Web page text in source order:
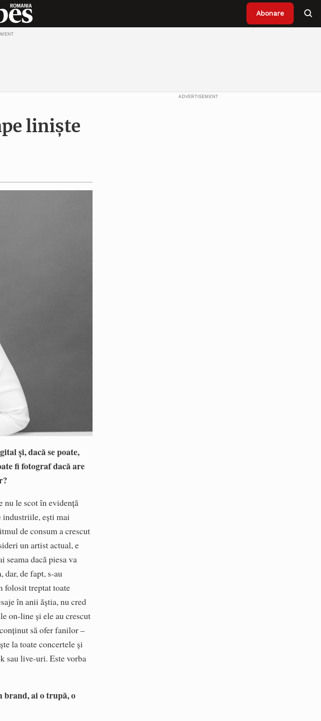
Abonare
liniște
și, dacă se poate,
fi fotograf dacă are
nu le scot în evidență
industriile, ești mai
de consum a crescut
un artist actual, e
seama dacă piesa va
dar, de fapt, s-au
folosit treptat toate
în anii ăștia, nu cred
on-line și ele au crescut
să ofer fanilor –
la toate concertele și
sau live-uri. Este vorba
brand, ai o trupă, o